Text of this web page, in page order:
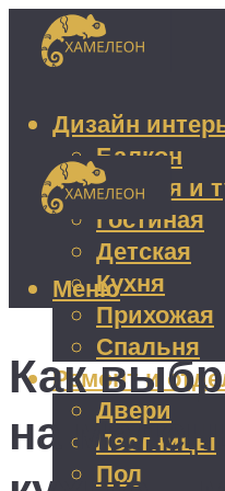
Дизайн
Балкон
Ванная и
Гостиная
Детская
Кухня
Прихожая
Спальня
Ремонт и
Двери
Лестницы
Пол
Меню
Как
на